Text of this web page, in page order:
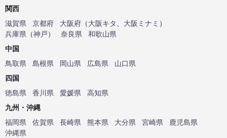
関西
滋賀県
京都府 大阪府 （大阪キタ 大阪ミナミ ）
兵庫県 （神戸） 奈良県
和歌山県
中国
鳥取県
島根県 岡山県 広島県
山口県
四国
徳島県
香川県 愛媛県
高知県
九州・沖縄
福岡県
佐賀県 長崎県 熊本県 大分県 宮崎県
鹿児島県
沖縄県